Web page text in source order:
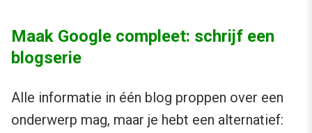
Maak Google compleet: schrijf een
blogserie
Alle informatie in één blog proppen over een
onderwerp mag, maar je hebt een alternatief: